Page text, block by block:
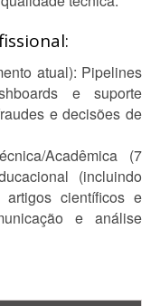
atual): Pipelines
e suporte
e decisões de
Acadêmica (7
(incluindo
artigos científicos e
e análise